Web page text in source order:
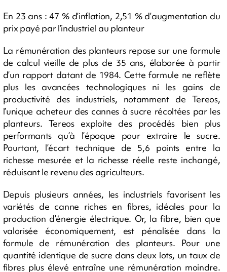
En 23 ans : 47 % d’inflation, 2,51 % d’augmentation du
prix payé par l’industriel au planteur
La rémunération des planteurs repose sur une formule
de calcul vieille de plus de 35 ans, élaborée à partir
d’un rapport datant de 1984. Cette formule ne reflète
plus les avancées technologiques ni les gains de
productivité des industriels, notamment de Tereos,
l’unique acheteur des cannes à sucre récoltées par les
planteurs. Tereos exploite des procédés bien plus
performants qu’à l’époque pour extraire le sucre.
Pourtant, l’écart technique de 5,6 points entre la
richesse mesurée et la richesse réelle reste inchangé,
réduisant le revenu des agriculteurs.
Depuis plusieurs années, les industriels favorisent les
variétés de canne riches en fibres, idéales pour la
production d’énergie électrique. Or, la fibre, bien que
valorisée économiquement, est pénalisée dans la
formule de rémunération des planteurs. Pour une
quantité identique de sucre dans deux lots, un taux de
fibres plus élevé entraîne une rémunération moindre.